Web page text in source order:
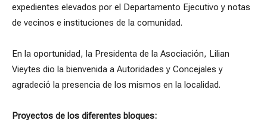
expedientes elevados por el Departamento Ejecutivo y notas
de vecinos e instituciones de la comunidad.
En la oportunidad, la Presidenta de la Asociación, Lilian
Vieytes dio la bienvenida a Autoridades y Concejales y
agradeció la presencia de los mismos en la localidad.
Proyectos de los diferentes bloques: